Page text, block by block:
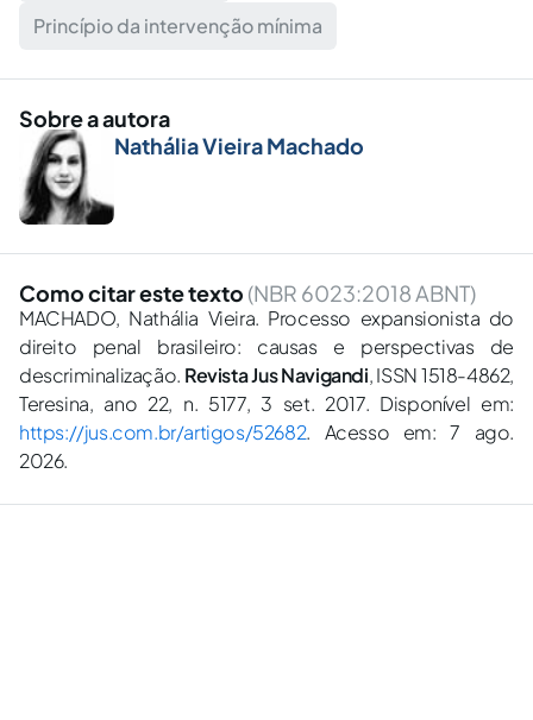
Princípio da intervenção mínima
Sobre a autora
Nathália Vieira Machado
Como citar este texto (NBR 6023:2018 ABNT)
MACHADO, Nathália Vieira. Processo expansionista do
direito penal brasileiro: causas e perspectivas de
descriminalização. Revista Jus Navigandi, ISSN 1518-4862,
Teresina, ano 22, n. 5177, 3 set. 2017. Disponível em:
https://jus.com.br/artigos/52682. Acesso em: 7 ago.
2026.